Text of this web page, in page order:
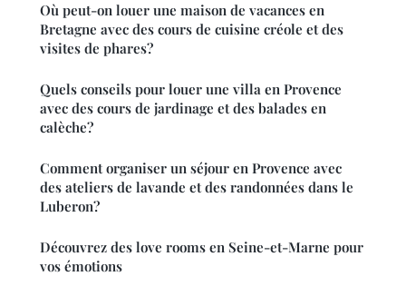
Où peut-on louer une maison de vacances en
Bretagne avec des cours de cuisine créole et des
visites de phares?
Quels conseils pour louer une villa en Provence
avec des cours de jardinage et des balades en
calèche?
Comment organiser un séjour en Provence avec
des ateliers de lavande et des randonnées dans le
Luberon?
Découvrez des love rooms en Seine-et-Marne pour
vos émotions